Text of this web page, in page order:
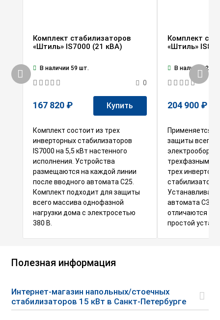
Комплект стабилизаторов
«Штиль» IS7000 (21 кВА)
В наличии 59 шт.
0
167 820 ₽ Купить
Комплект состоит из трех
инверторных стабилизаторов
IS7000 на 5,5 кВт настенного
исполнения. Устройства
размещаются на каждой линии
после вводного автомата С25.
Комплект подходит для защиты
всего массива однофазной
нагрузки дома с электросетью
380 В.
Комплект
«Штиль»
В наличии 29
204 900 ₽
Применяется
защиты всего
трехфазным
трех
автомата С32.
отличаются
простой
Полезная информация
Интернет-магазин напольных/стоечных
стабилизаторов 15 кВт в Санкт-Петербурге